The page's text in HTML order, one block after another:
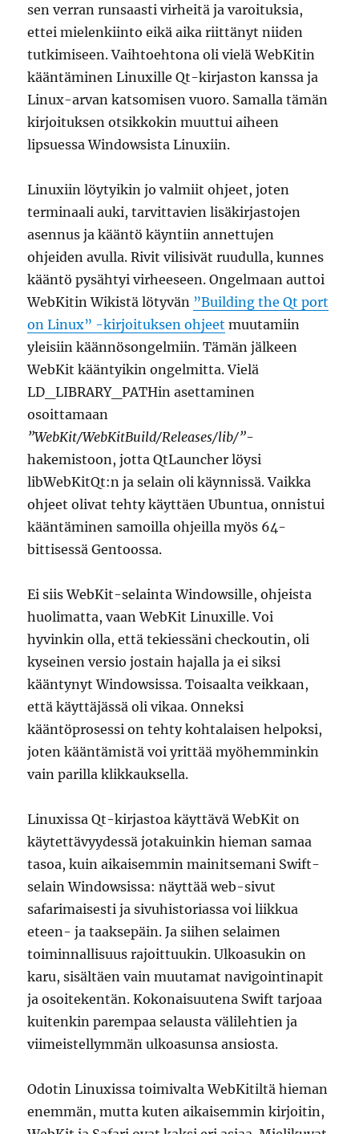
sen verran runsaasti virheitä ja varoituksia,
ettei mielenkiinto eikä aika riittänyt niiden
tutkimiseen. Vaihtoehtona oli vielä WebKitin
kääntäminen Linuxille Qt-kirjaston kanssa ja
Linux-arvan katsomisen vuoro. Samalla tämän
kirjoituksen otsikkokin muuttui aiheen
lipsuessa Windowsista Linuxiin.
Linuxiin löytyikin jo valmiit ohjeet, joten
terminaali auki, tarvittavien lisäkirjastojen
asennus ja kääntö käyntiin annettujen
ohjeiden avulla. Rivit vilisivät ruudulla, kunnes
kääntö pysähtyi virheeseen. Ongelmaan auttoi
WebKitin Wikistä lötyvän ”Building the Qt port
on Linux” -kirjoituksen ohjeet muutamiin
yleisiin käännösongelmiin. Tämän jälkeen
WebKit kääntyikin ongelmitta. Vielä
LD_LIBRARY_PATHin asettaminen
osoittamaan
”WebKit/WebKitBuild/Releases/lib/”-
hakemistoon, jotta QtLauncher löysi
libWebKitQt:n ja selain oli käynnissä. Vaikka
ohjeet olivat tehty käyttäen Ubuntua, onnistui
kääntäminen samoilla ohjeilla myös 64-
bittisessä Gentoossa.
Ei siis WebKit-selainta Windowsille, ohjeista
huolimatta, vaan WebKit Linuxille. Voi
hyvinkin olla, että tekiessäni checkoutin, oli
kyseinen versio jostain hajalla ja ei siksi
kääntynyt Windowsissa. Toisaalta veikkaan,
että käyttäjässä oli vikaa. Onneksi
kääntöprosessi on tehty kohtalaisen helpoksi,
joten kääntämistä voi yrittää myöhemminkin
vain parilla klikkauksella.
Linuxissa Qt-kirjastoa käyttävä WebKit on
käytettävyydessä jotakuinkin hieman samaa
tasoa, kuin aikaisemmin mainitsemani Swift-
selain Windowsissa: näyttää web-sivut
safarimaisesti ja sivuhistoriassa voi liikkua
eteen- ja taaksepäin. Ja siihen selaimen
toiminnallisuus rajoittuukin. Ulkoasukin on
karu, sisältäen vain muutamat navigointinapit
ja osoitekentän. Kokonaisuutena Swift tarjoaa
kuitenkin parempaa selausta välilehtien ja
viimeistellymmän ulkoasunsa ansiosta.
Odotin Linuxissa toimivalta WebKitiltä hieman
enemmän, mutta kuten aikaisemmin kirjoitin,